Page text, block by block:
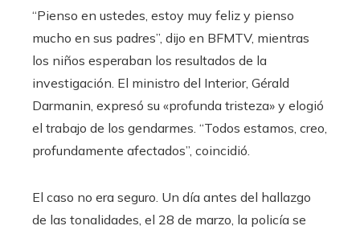
“Pienso en ustedes, estoy muy feliz y pienso
mucho en sus padres”, dijo en BFMTV, mientras
los niños esperaban los resultados de la
investigación. El ministro del Interior, Gérald
Darmanin, expresó su «profunda tristeza» y elogió
el trabajo de los gendarmes. “Todos estamos, creo,
profundamente afectados”, coincidió.
El caso no era seguro. Un día antes del hallazgo
de las tonalidades, el 28 de marzo, la policía se